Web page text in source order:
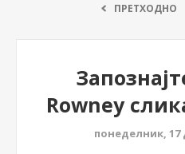
ПРЕТХОДНО
Rowney
понеделник, 17